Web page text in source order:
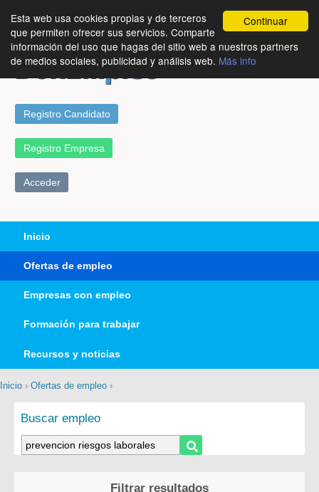
Continuar
Esta web usa cookies propias y de terceros
que permiten ofrecer sus servicios. Comparte
información del uso que hagas del sitio web a nuestros partners
de medios sociales, publicidad y análisis web. Más info
Registro Candidato
Registro Empresa
Acceder
Inicio
Ofertas de empleo
Empresas con empleo
Formación para trabajar
Recursos y noticias
Inicio › Ofertas de empleo ›
Buscar empleo
Filtrar resultados